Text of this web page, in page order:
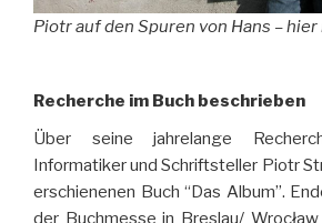
Piotr auf den Spuren von Hans – hier
Recherche im Buch beschrieben
Über seine jahrelange
Informatiker und Schriftsteller Piotr
erschienenen Buch “Das Album”.
der Buchmesse in Breslau/